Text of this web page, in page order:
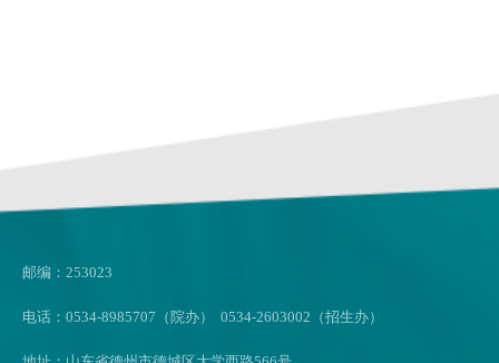
邮编：253023
电话：0534-8985707（院办） 0534-2603002（招生办）